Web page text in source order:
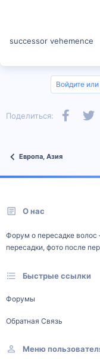
successor vehemence
Войдите
Поделиться:
Европа, Азия
О нас
Форум о пересадке волос
пересадки, фото после
Быстрые ссылки
Форумы
Обратная Связь
Меню